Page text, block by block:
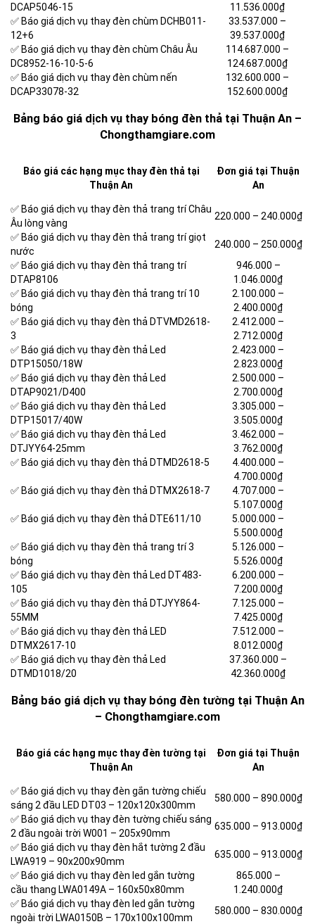
DCAP5046-15
11.536.000₫
✅ Báo giá dịch vụ thay đèn chùm DCHB011-
12+6
33.537.000 –
39.537.000₫
✅ Báo giá dịch vụ thay đèn chùm Châu Âu
DC8952-16-10-5-6
114.687.000 –
124.687.000₫
✅ Báo giá dịch vụ thay đèn chùm nến
DCAP33078-32
132.600.000 –
152.600.000₫
Bảng báo giá dịch vụ thay bóng đèn thả tại Thuận An –
Chongthamgiare.com
Báo giá các hạng mục thay đèn thả tại
Thuận An
Đơn giá tại Thuận
An
✅ Báo giá dịch vụ thay đèn thả trang trí Châu
Âu lòng vàng
220.000 – 240.000₫
✅ Báo giá dịch vụ thay đèn thả trang trí giọt
nước
240.000 – 250.000₫
✅ Báo giá dịch vụ thay đèn thả trang trí
DTAP8106
946.000 –
1.046.000₫
✅ Báo giá dịch vụ thay đèn thả trang trí 10
bóng
2.100.000 –
2.400.000₫
✅ Báo giá dịch vụ thay đèn thả DTVMD2618-
3
2.412.000 –
2.712.000₫
✅ Báo giá dịch vụ thay đèn thả Led
DTP15050/18W
2.423.000 –
2.823.000₫
✅ Báo giá dịch vụ thay đèn thả Led
DTAP9021/D400
2.500.000 –
2.700.000₫
✅ Báo giá dịch vụ thay đèn thả Led
DTP15017/40W
3.305.000 –
3.505.000₫
✅ Báo giá dịch vụ thay đèn thả Led
DTJYY64-25mm
3.462.000 –
3.762.000₫
✅ Báo giá dịch vụ thay đèn thả DTMD2618-5
4.400.000 –
4.700.000₫
✅ Báo giá dịch vụ thay đèn thả DTMX2618-7
4.707.000 –
5.107.000₫
✅ Báo giá dịch vụ thay đèn thả DTE611/10
5.000.000 –
5.500.000₫
✅ Báo giá dịch vụ thay đèn thả trang trí 3
bóng
5.126.000 –
5.526.000₫
✅ Báo giá dịch vụ thay đèn thả Led DT483-
105
6.200.000 –
7.200.000₫
✅ Báo giá dịch vụ thay đèn thả DTJYY864-
55MM
7.125.000 –
7.425.000₫
✅ Báo giá dịch vụ thay đèn thả LED
DTMX2617-10
7.512.000 –
8.012.000₫
✅ Báo giá dịch vụ thay đèn thả Led
DTMD1018/20
37.360.000 –
42.360.000₫
Bảng báo giá dịch vụ thay bóng đèn tường tại Thuận An
– Chongthamgiare.com
Báo giá các hạng mục thay đèn tường tại
Thuận An
Đơn giá tại Thuận
An
✅ Báo giá dịch vụ thay đèn gắn tường chiếu
sáng 2 đầu LED DT03 – 120x120x300mm
580.000 – 890.000₫
✅ Báo giá dịch vụ thay đèn tường chiếu sáng
2 đầu ngoài trời W001 – 205x90mm
635.000 – 913.000₫
✅ Báo giá dịch vụ thay đèn hắt tường 2 đầu
LWA919 – 90x200x90mm
635.000 – 913.000₫
✅ Báo giá dịch vụ thay đèn led gắn tường
cầu thang LWA0149A – 160x50x80mm
865.000 –
1.240.000₫
✅ Báo giá dịch vụ thay đèn led gắn tường
ngoài trời LWA0150B – 170x100x100mm
580.000 – 830.000₫